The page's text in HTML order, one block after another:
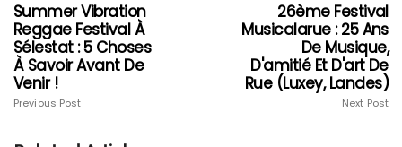
Summer Vibration
Reggae Festival À
Sélestat : 5 Choses
À Savoir Avant De
Venir !
Previous Post
26ème Festival
Musicalarue : 25 Ans
De Musique,
D'amitié Et D'art De
Rue (Luxey, Landes)
Next Post